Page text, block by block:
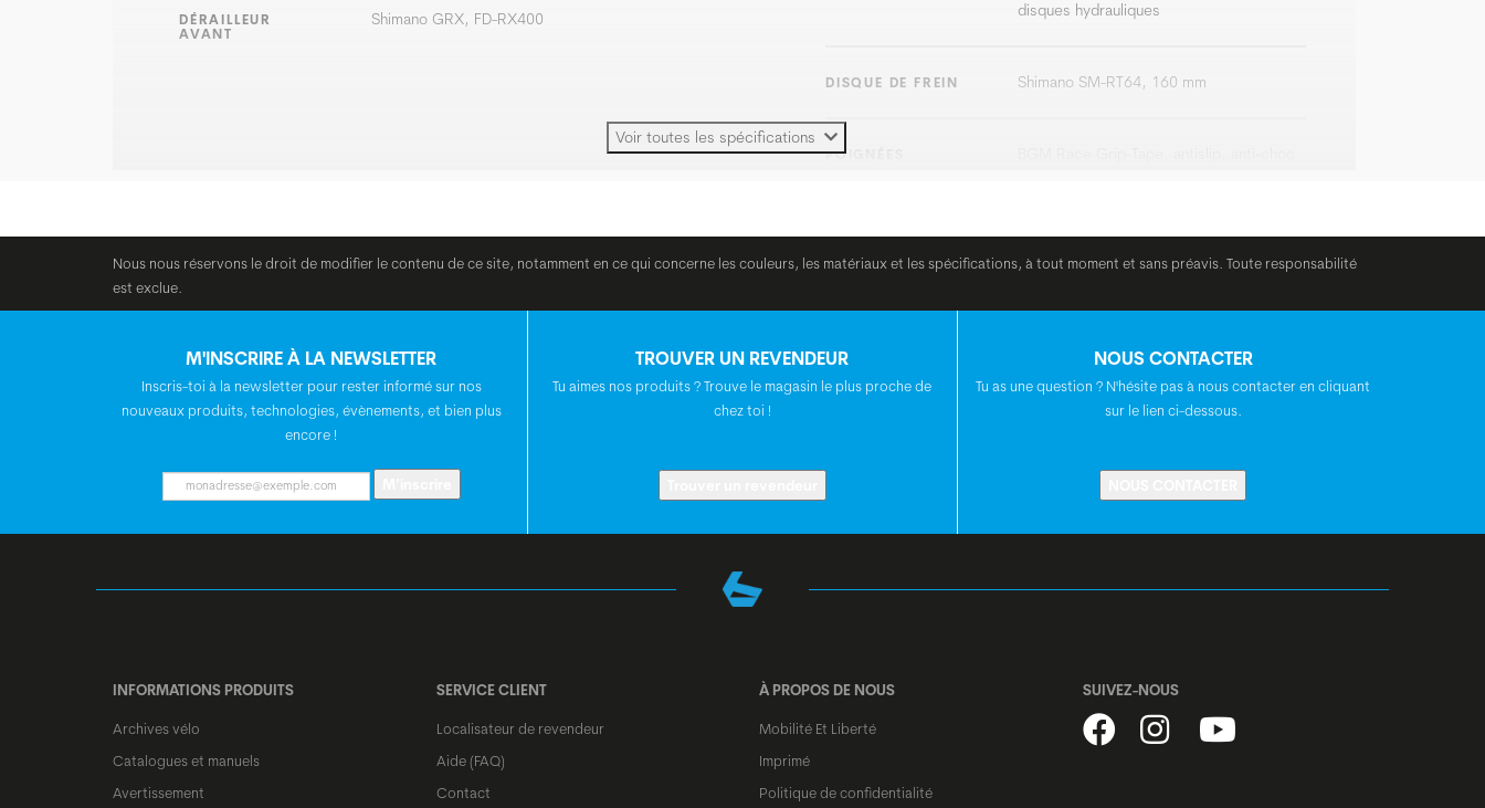
DÉRAILLEUR
AVANT
Shimano GRX, FD-RX400
disques hydrauliques
DISQUE DE FREIN Shimano SM-RT64, 160 mm
POIGNÉES
TIGE DE SELLE
conique
12x142 mm axe
Voir toutes les spécifications
Nous nous réservons le droit de modifier le contenu de ce site, notamment en ce qui concerne les couleurs, les matériaux et les spécifications, à tout moment et sans préavis. Toute responsabilité
est exclue.
M'INSCRIRE À LA NEWSLETTER
Inscris-toi à la newsletter pour rester informé sur nos
nouveaux produits, technologies, évènements, et bien plus
encore !
TROUVER UN REVENDEUR
Tu aimes nos produits ? Trouve le magasin le plus proche de
chez toi !
NOUS CONTACTER
Tu as une question ? N'hésite pas à nous contacter en cliquant
sur le lien ci-dessous.
INFORMATIONS PRODUITS
Archives vélo
Catalogues et manuels
Avertissement
SERVICE CLIENT
Localisateur de revendeur
Aide (FAQ)
Contact
À PROPOS DE NOUS
Mobilité Et Liberté
Imprimé
Politique de confidentialité
SUIVEZ-NOUS